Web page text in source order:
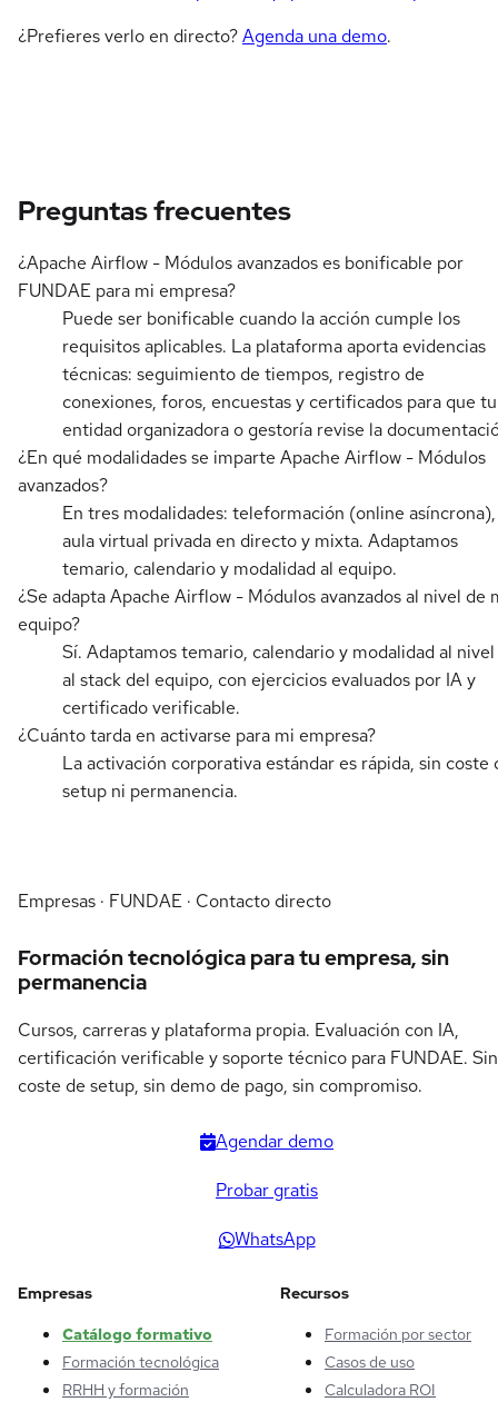
¿Prefieres verlo en directo?Agenda una demo.
Preguntas frecuentes
¿Apache Airflow - Módulos avanzados es bonificable por
FUNDAE para mi empresa?
Puede ser bonificable cuando la acción cumple los
requisitos aplicables. La plataforma aporta evidencias
técnicas: seguimiento de tiempos, registro de
conexiones, foros, encuestas y certificados para que tu
entidad organizadora o gestoría revise la
¿En qué modalidades se imparte Apache Airflow - Módulos
avanzados?
En tres modalidades: teleformación (online asíncrona),
aula virtual privada en directo y mixta. Adaptamos
temario, calendario y modalidad al equipo.
¿Se adapta Apache Airflow - Módulos avanzados al nivel de
equipo?
Sí. Adaptamos temario, calendario y modalidad al
al stack del equipo, con ejercicios evaluados por IA y
certificado verificable.
¿Cuánto tarda en activarse para mi empresa?
La activación corporativa estándar es rápida, sin coste
setup ni permanencia.
Empresas · FUNDAE · Contacto directo
Formación tecnológica para tu empresa, sin
permanencia
Cursos, carreras y plataforma propia. Evaluación con IA,
certificación verificable y soporte técnico para FUNDAE. Sin
coste de setup, sin demo de pago, sin compromiso.
Agendar demo
Probar gratis
WhatsApp
Empresas
Catálogo formativo
Formación tecnológica
RRHH y formación
Recursos
Formación por sector
Casos de uso
Calculadora ROI